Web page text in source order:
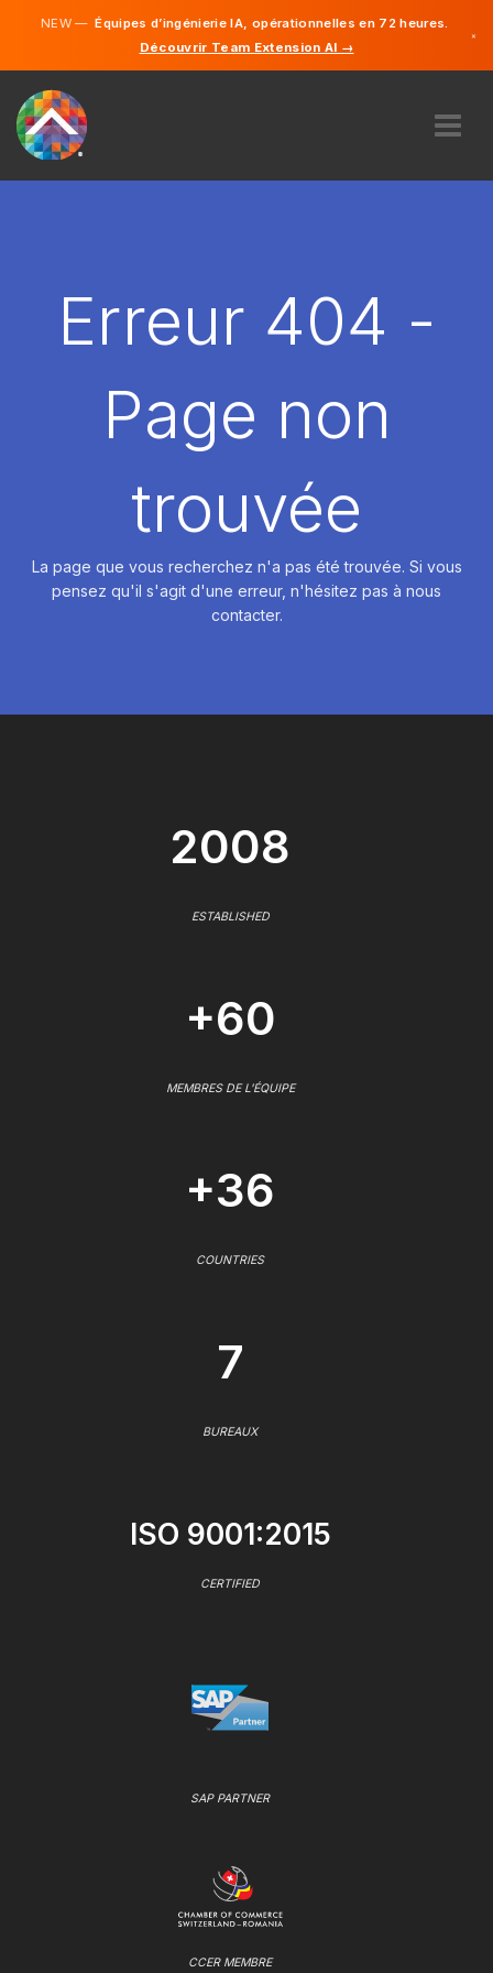
NEW —Équipes d’ingénierie IA, opérationnelles en 72 heures.
Découvrir Team Extension AI →
×
DÉMARRER
Erreur 404 -
Page non
trouvée
La page que vous recherchez n'a pas été trouvée. Si vous
pensez qu'il s'agit d'une erreur, n'hésitez pas à nous
contacter.
2008
ESTABLISHED
+60
MEMBRES DE L'ÉQUIPE
+36
COUNTRIES
7
BUREAUX
ISO 9001:2015
CERTIFIED
SAP PARTNER
CCER MEMBRE